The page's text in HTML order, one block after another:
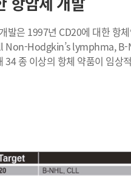
발은 1997년 CD20에 대한
Non-Hodgkin’s lymphma, B-
종 이상의 항체 약품이 임상